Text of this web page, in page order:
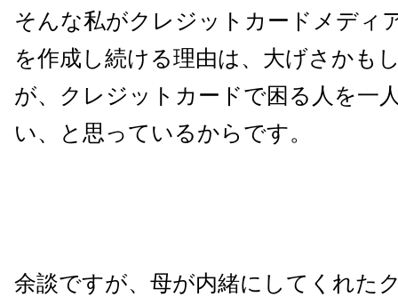
そんな私がクレジットカードメディ
を作成し続ける理由は、大げさかも
が、クレジットカードで困る人を一
い、と思っているからです。
余談ですが、母が内緒にしてくれた